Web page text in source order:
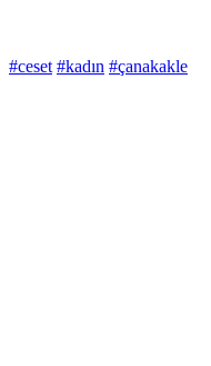
#ceset #kadın #çanakakle